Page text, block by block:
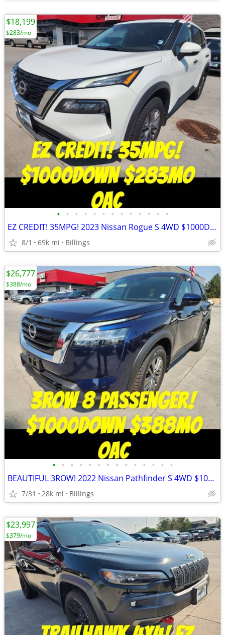
• • • • • • • • • • • • •
EZ CREDIT! 35MPG! 2023 Nissan Rogue S 4WD $1000Down $283MO OAC!
8/1 69k mi Billings
$18,199
$283/mo
• • • • • • • • • • • • • •
BEAUTIFUL 3ROW! 2022 Nissan Pathfinder S 4WD $1000Down $388mo OAC
7/31 28k mi Billings
$26,777
$388/mo
$23,997
$379/mo